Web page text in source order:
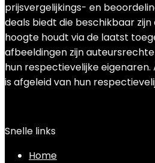
prijsvergelijkings- en
deals biedt die beschikbaar
hoogte houdt via de laatst
afbeeldingen zijn
hun respectievelijke
is afgeleid van hun
Snelle links
Home